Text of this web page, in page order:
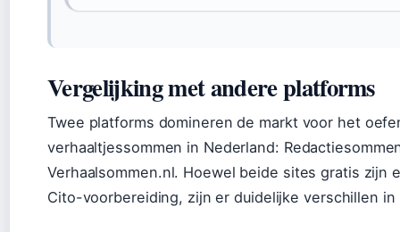
Vergelijking met andere platforms
Twee platforms domineren de markt voor het
verhaaltjessommen in Nederland:
Verhaalsommen.nl. Hoewel beide sites gratis zijn
Cito-voorbereiding, zijn er duidelijke verschillen in